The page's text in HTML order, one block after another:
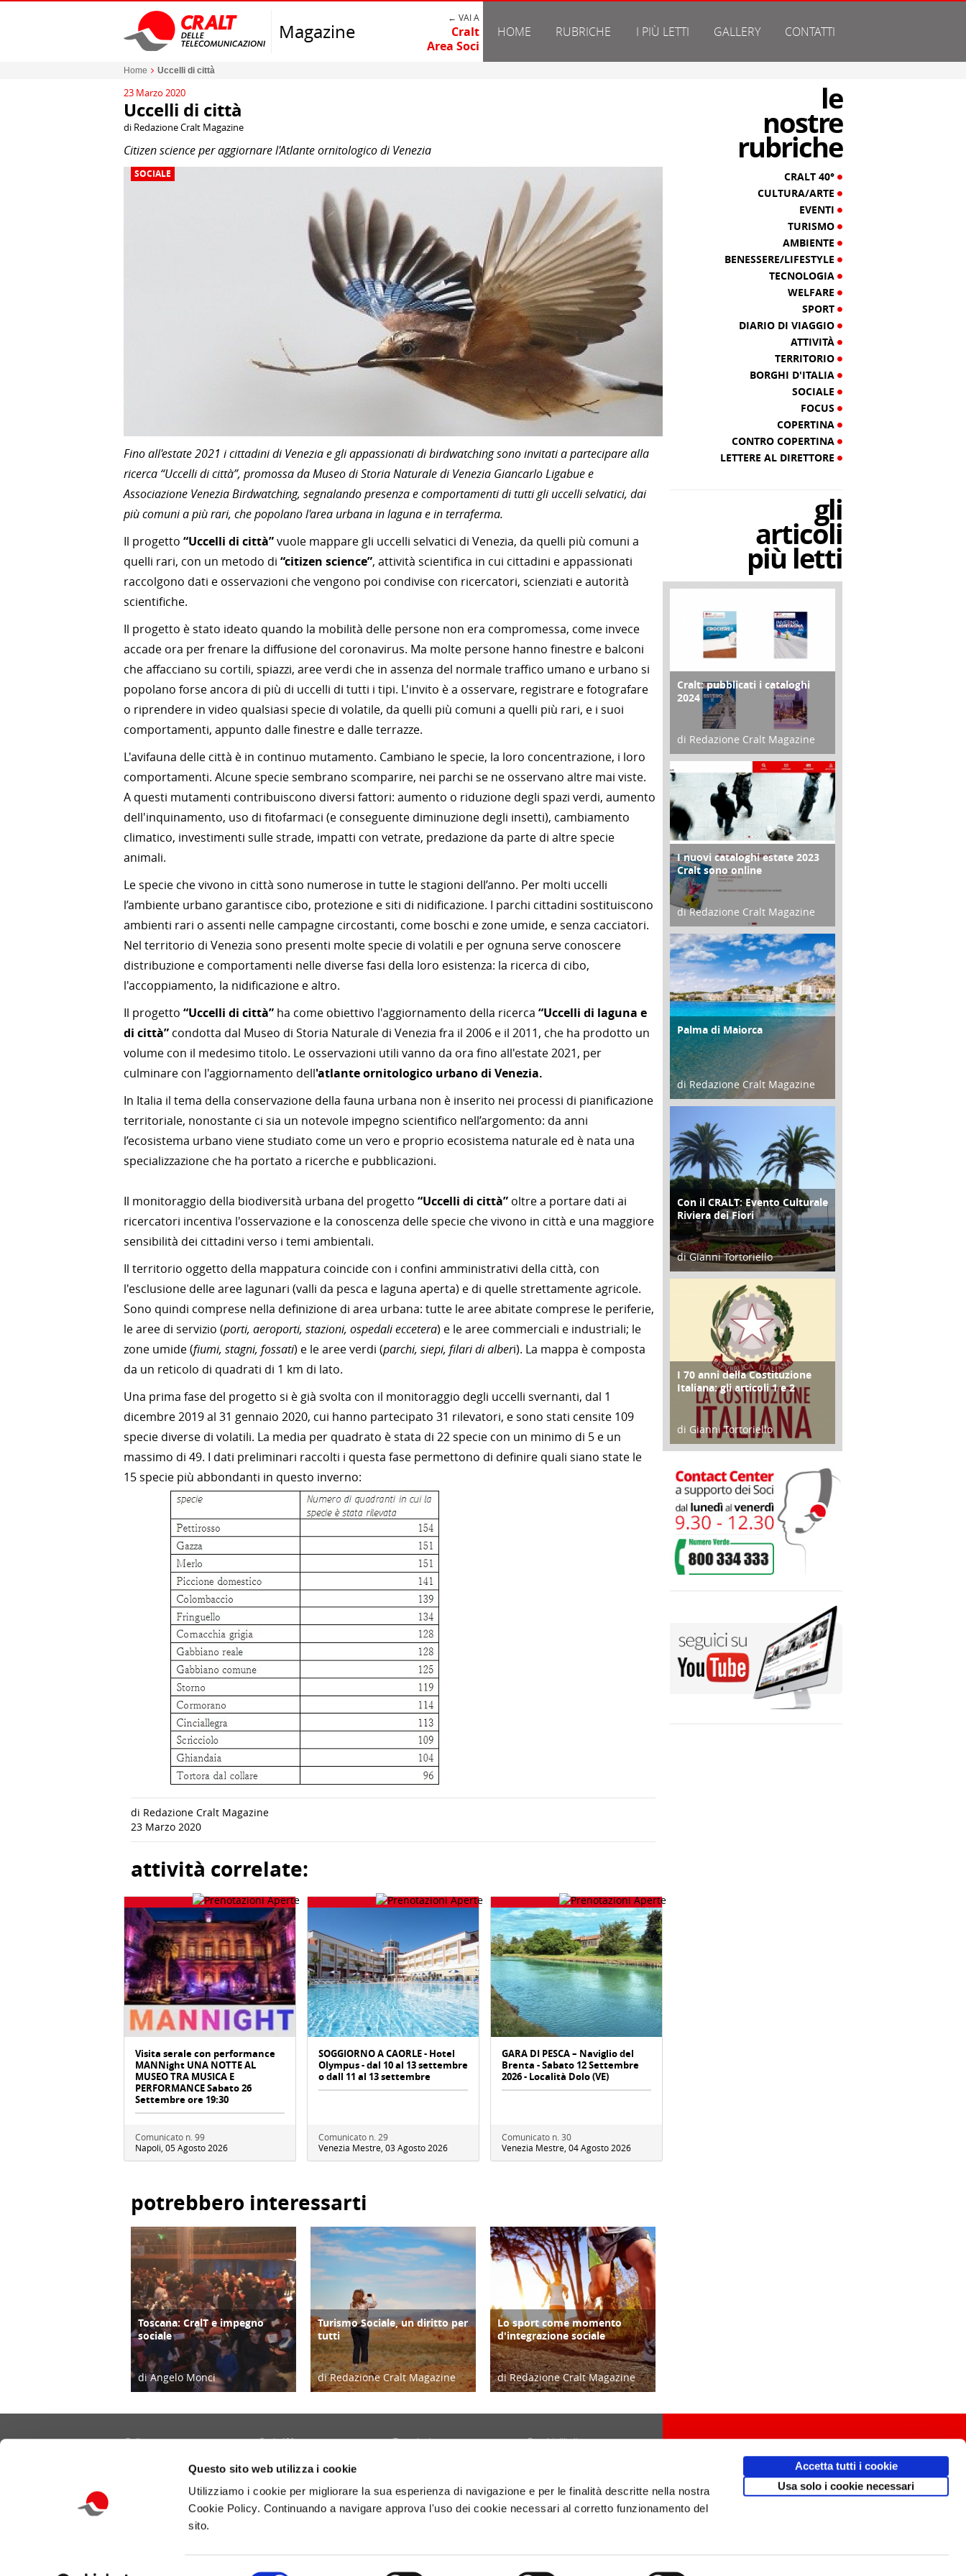
Questo sito web utilizza i cookie
Utilizziamo i cookie per migliorare la sua esperienza di navigazione e per le finalità descritte nella nostra
Cookie Policy. Continuando a navigare approva l'uso dei cookie necessari al corretto funzionamento del
sito.
Accetta tutti i cookie
Usa solo i cookie necessari
Magazine
← VAI A
Cralt
Area Soci
HOME RUBRICHE I PIÙ LETTI GALLERY CONTATTI
Home Uccelli di città
23 Marzo 2020
Uccelli di città
di Redazione Cralt Magazine
Citizen science per aggiornare l'Atlante ornitologico di Venezia
SOCIALE
Fino all'estate 2021 i cittadini di Venezia e gli appassionati di birdwatching sono invitati a partecipare alla
ricerca “Uccelli di città”, promossa da Museo di Storia Naturale di Venezia Giancarlo Ligabue e
Associazione Venezia Birdwatching, segnalando presenza e comportamenti di tutti gli uccelli selvatici, dai
più comuni a più rari, che popolano l'area urbana in laguna e in terraferma.
Il progetto “Uccelli di città”vuole mappare gli uccelli selvatici di Venezia, da quelli più comuni a
quelli rari, con un metodo di “citizen science”, attività scientifica in cui cittadini e appassionati
raccolgono dati e osservazioni che vengono poi condivise con ricercatori, scienziati e autorità
scientifiche.
Il progetto è stato ideato quando la mobilità delle persone non era compromessa, come invece
accade ora per frenare la diffusione del coronavirus. Ma molte persone hanno finestre e balconi
che affacciano su cortili, spiazzi, aree verdi che in assenza del normale traffico umano e urbano si
popolano forse ancora di più di uccelli di tutti i tipi. L'invito è a osservare, registrare e fotografare
o riprendere in video qualsiasi specie di volatile, da quelli più comuni a quelli più rari, e i suoi
comportamenti, appunto dalle finestre e dalle terrazze.
L'avifauna delle città è in continuo mutamento. Cambiano le specie, la loro concentrazione, i loro
comportamenti. Alcune specie sembrano scomparire, nei parchi se ne osservano altre mai viste.
A questi mutamenti contribuiscono diversi fattori: aumento o riduzione degli spazi verdi, aumento
dell'inquinamento, uso di fitofarmaci (e conseguente diminuzione degli insetti), cambiamento
climatico, investimenti sulle strade, impatti con vetrate, predazione da parte di altre specie
animali.
Le specie che vivono in città sono numerose in tutte le stagioni dell’anno. Per molti uccelli
l’ambiente urbano garantisce cibo, protezione e siti di nidificazione. I parchi cittadini sostituiscono
ambienti rari o assenti nelle campagne circostanti, come boschi e zone umide, e senza cacciatori.
Nel territorio di Venezia sono presenti molte specie di volatili e per ognuna serve conoscere
distribuzione e comportamenti nelle diverse fasi della loro esistenza: la ricerca di cibo,
l'accoppiamento, la nidificazione e altro.
Il progetto “Uccelli di città” ha come obiettivo l'aggiornamento della ricerca “Uccelli di laguna e
di città” condotta dal Museo di Storia Naturale di Venezia fra il 2006 e il 2011, che ha prodotto un
volume con il medesimo titolo. Le osservazioni utili vanno da ora fino all'estate 2021, per
culminare con l'aggiornamento dell'atlante ornitologico urbano di Venezia.
In Italia il tema della conservazione della fauna urbana non è inserito nei processi di pianificazione
territoriale, nonostante ci sia un notevole impegno scientifico nell’argomento: da anni
l’ecosistema urbano viene studiato come un vero e proprio ecosistema naturale ed è nata una
specializzazione che ha portato a ricerche e pubblicazioni.
Il monitoraggio della biodiversità urbana del progetto “Uccelli di città” oltre a portare dati ai
ricercatori incentiva l'osservazione e la conoscenza delle specie che vivono in città e una maggiore
sensibilità dei cittadini verso i temi ambientali.
Il territorio oggetto della mappatura coincide con i confini amministrativi della città, con
l'esclusione delle aree lagunari (valli da pesca e laguna aperta) e di quelle strettamente agricole.
Sono quindi comprese nella definizione di area urbana: tutte le aree abitate comprese le periferie,
le aree di servizio (porti, aeroporti, stazioni, ospedali eccetera) e le aree commerciali e industriali; le
zone umide (fiumi, stagni, fossati) e le aree verdi (parchi, siepi, filari di alberi). La mappa è composta
da un reticolo di quadrati di 1 km di lato.
Una prima fase del progetto si è già svolta con il monitoraggio degli uccelli svernanti, dal 1
dicembre 2019 al 31 gennaio 2020, cui hanno partecipato 31 rilevatori, e sono stati censite 109
specie diverse di volatili. La media per quadrato è stata di 22 specie con un minimo di 5 e un
massimo di 49. I dati preliminari raccolti i questa fase permettono di definire quali siano state le
15 specie più abbondanti in questo inverno:
di Redazione Cralt Magazine
23 Marzo 2020
attività correlate:
Visita serale con performance
MANNight UNA NOTTE AL
MUSEO TRA MUSICA E
PERFORMANCE Sabato 26
Settembre ore 19:30
Comunicato n. 99
Napoli, 05 Agosto 2026
SOGGIORNO A CAORLE - Hotel
Olympus - dal 10 al 13 settembre
o dall 11 al 13 settembre
Comunicato n. 29
Venezia Mestre, 03 Agosto 2026
GARA DI PESCA – Naviglio del
Brenta - Sabato 12 Settembre
2026 - Località Dolo (VE)
Comunicato n. 30
Venezia Mestre, 04 Agosto 2026
potrebbero interessarti
ATTIVITÀ
Toscana: CralT e impegno
sociale
di Angelo Monci
TURISMO
Turismo Sociale, un diritto per
tutti
di Redazione Cralt Magazine
SPORT
Lo sport come momento
d'integrazione sociale
di Redazione Cralt Magazine
le
nostre
rubriche
CRALT 40°
CULTURA/ARTE
EVENTI
TURISMO
AMBIENTE
BENESSERE/LIFESTYLE
TECNOLOGIA
WELFARE
SPORT
DIARIO DI VIAGGIO
ATTIVITÀ
TERRITORIO
BORGHI D'ITALIA
SOCIALE
FOCUS
COPERTINA
CONTRO COPERTINA
LETTERE AL DIRETTORE
gli
articoli
più letti
COPERTINA
Cralt: pubblicati i cataloghi
2024
di Redazione Cralt Magazine
21 Novembre 2023
CONTRO COPERTINA
I nuovi cataloghi estate 2023
Cralt sono online
di Redazione Cralt Magazine
07 Marzo 2023
ATTIVITÀ
Palma di Maiorca
di Redazione Cralt Magazine
25 Giugno 2016
ATTIVITÀ
Con il CRALT: Evento Culturale
Riviera dei Fiori
di Gianni Tortoriello
16 Febbraio 2018
FOCUS
I 70 anni della Costituzione
Italiana: gli articoli 1 e 2
di Gianni Tortoriello
17 Marzo 2018
Gallery
Cralt 40°
Turismo
Tecnologia
Diario di Viaggio
Attività
Borghi d'Italia
Copertina